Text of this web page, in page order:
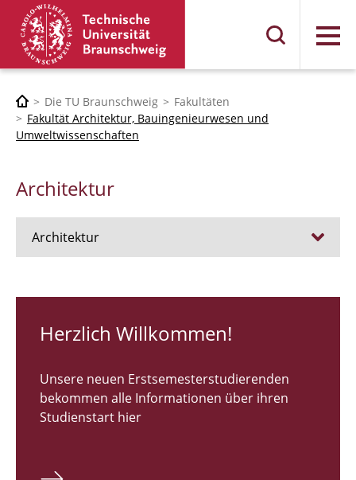
Menü
Die TU Braunschweig
Fakultäten
Fakultät Architektur, Bauingenieurwesen und
Umweltwissenschaften
Architektur
Architektur
RUNDGANG 26
Bachelor Architektur
Master Architektur
Herzlich Willkommen!
Unsere neuen Erstsemesterstudierenden
bekommen alle Informationen über ihren
Studienstart hier